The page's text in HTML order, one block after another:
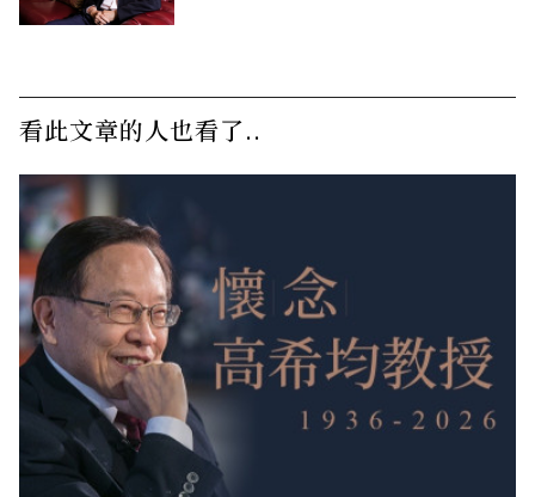
看此文章的人也看了..